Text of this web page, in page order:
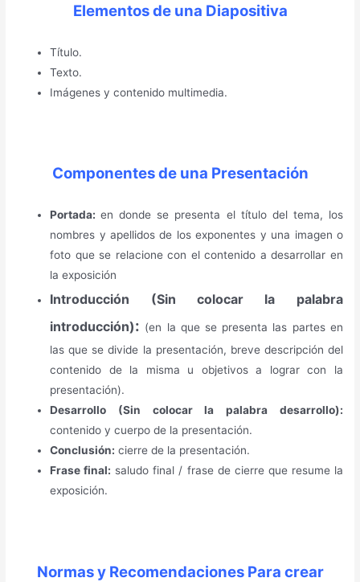
Elementos de una Diapositiva
Título.
Texto.
Imágenes y contenido multimedia.
Componentes de una Presentación
Portada:en donde se presenta el título del tema, los
nombres y apellidos de los exponentes y una imagen o
foto que se relacione con el contenido a desarrollar en
la exposición
Introducción (Sin colocar la palabra
introducción): (en la que se presenta las partes en
las que se divide la presentación, breve descripción del
contenido de la misma u objetivos a lograr con la
presentación).
Desarrollo (Sin colocar la palabra desarrollo):
contenido y cuerpo de la presentación.
Conclusión: cierre de la presentación.
Frase final: saludo final / frase de cierre que resume la
exposición.
Normas y Recomendaciones Para crear